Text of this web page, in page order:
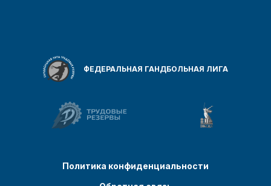
ФЕДЕРАЛЬНАЯ ГАНДБОЛЬНАЯ ЛИГА
Политика конфиденциальности